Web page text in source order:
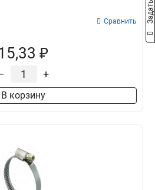
Сравнить
₽
+
В корзину